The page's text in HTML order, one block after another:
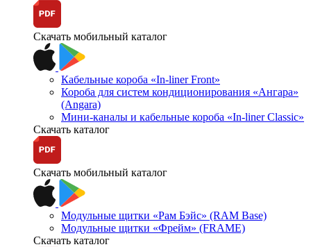
Скачать мобильный каталог
Кабельные короба «In-liner Front»
Короба для систем кондиционирования «Ангара»
(Angara)
Мини-каналы и кабельные короба «In-liner Classic»
Скачать каталог
Скачать мобильный каталог
Модульные щитки «Рам Бэйс» (RAM Base)
Модульные щитки «Фрейм» (FRAME)
Скачать каталог